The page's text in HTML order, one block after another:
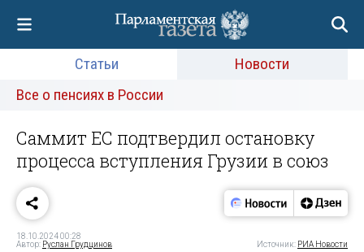
Статьи
Новости
Все о пенсиях в России
Саммит ЕС подтвердил остановку
процесса вступления Грузии в союз
18.10.2024 00:28
Автор: Руслан Грудцинов Источник: РИА Новости